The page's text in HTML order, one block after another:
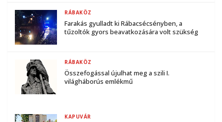
Farakás gyulladt ki Rábacsécsényben, a
tűzoltók gyors beavatkozására volt szükség
RÁBAKÖZ
Összefogással újulhat meg a szili I.
világháborús emlékmű
RÁBAKÖZ
KAPUVÁR